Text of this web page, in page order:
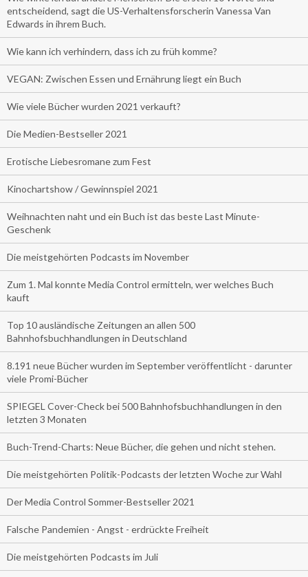
entscheidend, sagt die US-Verhaltensforscherin Vanessa Van
Edwards in ihrem Buch.
Wie kann ich verhindern, dass ich zu früh komme?
VEGAN: Zwischen Essen und Ernährung liegt ein Buch
Wie viele Bücher wurden 2021 verkauft?
Die Medien-Bestseller 2021
Erotische Liebesromane zum Fest
Kinochartshow / Gewinnspiel 2021
Weihnachten naht und ein Buch ist das beste Last Minute-
Geschenk
Die meistgehörten Podcasts im November
Zum 1. Mal konnte Media Control ermitteln, wer welches Buch
kauft
Top 10 ausländische Zeitungen an allen 500
Bahnhofsbuchhandlungen in Deutschland
8.191 neue Bücher wurden im September veröffentlicht - darunter
viele Promi-Bücher
SPIEGEL Cover-Check bei 500 Bahnhofsbuchhandlungen in den
letzten 3 Monaten
Buch-Trend-Charts: Neue Bücher, die gehen und nicht stehen.
Die meistgehörten Politik-Podcasts der letzten Woche zur Wahl
Der Media Control Sommer-Bestseller 2021
Falsche Pandemien - Angst - erdrückte Freiheit
Die meistgehörten Podcasts im Juli